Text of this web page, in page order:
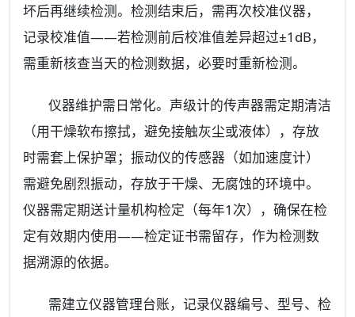
坏后再继续检测。检测结束后，需再次校准仪器，
记录校准值——若检测前后校准值差异超过±1dB，
需重新核查当天的检测数据，必要时重新检测。
仪器维护需日常化。声级计的传声器需定期清洁
（用干燥软布擦拭，避免接触灰尘或液体），存放
时需套上保护罩；振动仪的传感器（如加速度计）
需避免剧烈振动，存放于干燥、无腐蚀的环境中。
仪器需定期送计量机构检定（每年1次），确保在检
定有效期内使用——检定证书需留存，作为检测数
据溯源的依据。
需建立仪器管理台账，记录仪器编号、型号、检